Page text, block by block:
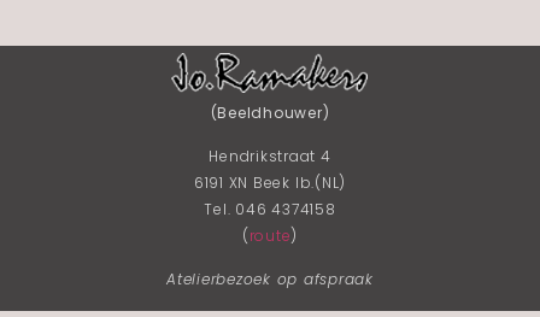
(Beeldhouwer)
Hendrikstraat 4
6191 XN Beek lb.(NL)
Tel. 046 4374158
(route)
Atelierbezoek op afspraak